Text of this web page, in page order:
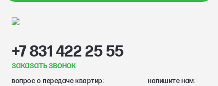
+7 831 422 25 55
заказать звонок
вопрос о передаче квартир: напишите нам: